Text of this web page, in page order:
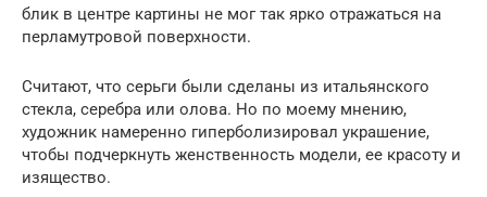
блик в центре картины не мог так ярко отражаться на
перламутровой поверхности.
Считают, что серьги были сделаны из итальянского
стекла, серебра или олова. Но по моему мнению,
художник намеренно гиперболизировал украшение,
чтобы подчеркнуть женственность модели, ее красоту и
изящество.